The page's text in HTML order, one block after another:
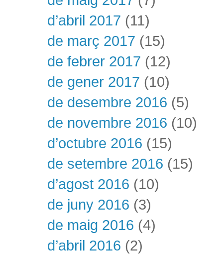
d’abril 2017 (11)
de març 2017 (15)
de febrer 2017 (12)
de gener 2017 (10)
de desembre 2016 (5)
de novembre 2016 (10)
d’octubre 2016 (15)
de setembre 2016 (15)
d’agost 2016 (10)
de juny 2016 (3)
de maig 2016 (4)
d’abril 2016 (2)